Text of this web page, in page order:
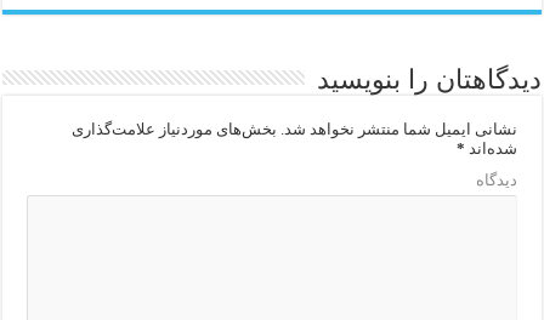
دیدگاهتان را بنویسید
نشانی ایمیل شما منتشر نخواهد شد. بخش‌های موردنیاز علامت‌گذاری
شده‌اند *
دیدگاه